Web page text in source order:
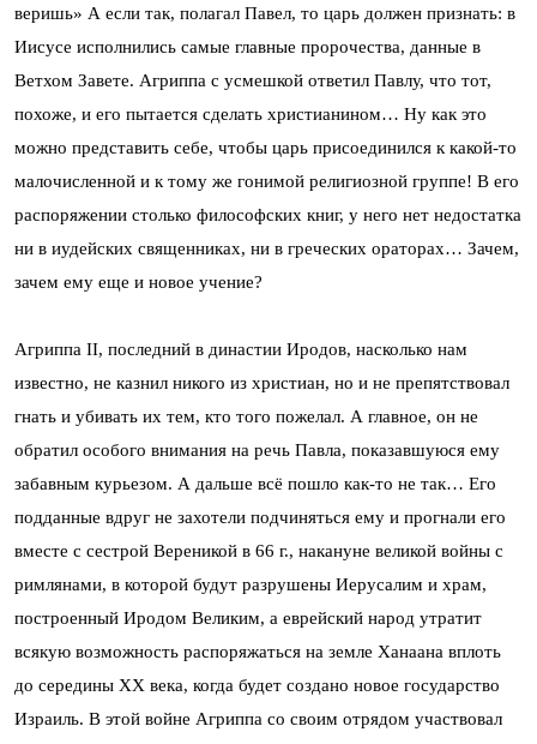
веришь» А если так, полагал Павел, то царь должен признать: в
Иисусе исполнились самые главные пророчества, данные в
Ветхом Завете. Агриппа с усмешкой ответил Павлу, что тот,
похоже, и его пытается сделать христианином… Ну как это
можно представить себе, чтобы царь присоединился к какой-то
малочисленной и к тому же гонимой религиозной группе! В его
распоряжении столько философских книг, у него нет недостатка
ни в иудейских священниках, ни в греческих ораторах… Зачем,
зачем ему еще и новое учение?
Агриппа II, последний в династии Иродов, насколько нам
известно, не казнил никого из христиан, но и не препятствовал
гнать и убивать их тем, кто того пожелал. А главное, он не
обратил особого внимания на речь Павла, показавшуюся ему
забавным курьезом. А дальше всё пошло как-то не так… Его
подданные вдруг не захотели подчиняться ему и прогнали его
вместе с сестрой Вереникой в 66 г., накануне великой войны с
римлянами, в которой будут разрушены Иерусалим и храм,
построенный Иродом Великим, а еврейский народ утратит
всякую возможность распоряжаться на земле Ханаана вплоть
до середины XX века, когда будет создано новое государство
Израиль. В этой войне Агриппа со своим отрядом участвовал